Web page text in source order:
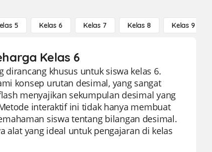
5 Kelas 6 Kelas 7 Kelas 8 Kelas 9
Kelas 6
khusus untuk siswa kelas 6.
konsep urutan desimal, yang sangat
menyajikan sekumpulan desimal yang
interaktif ini tidak hanya membuat
siswa tentang bilangan desimal.
alat yang ideal untuk pengajaran di kelas